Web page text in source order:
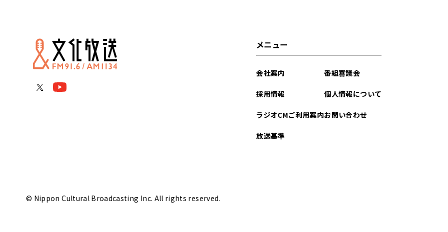
メニュー
会社案内
採用情報
ラジオCMご利用案内
放送基準
番組審議会
個人情報について
お問い合わせ
© Nippon Cultural Broadcasting Inc. All rights reserved.